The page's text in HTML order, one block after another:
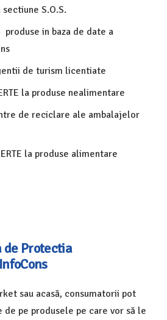
S.O.S.
produse in baza de date a
de turism licentiate
la produse nealimentare
de reciclare ale ambalajelor
la produse alimentare
Protectia
sau acasă, consumatorii pot
de pe produsele pe care vor să le